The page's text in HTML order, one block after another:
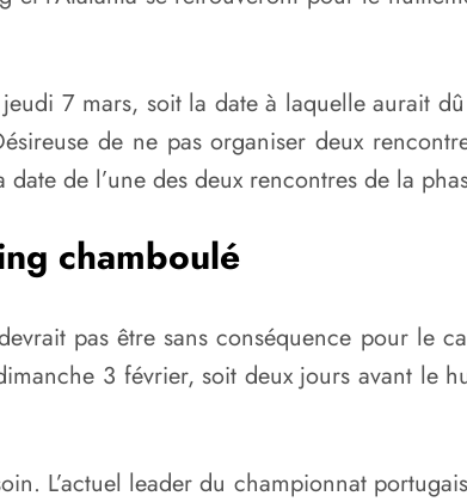
7 mars, soit la date à laquelle aurait
de ne pas organiser deux
de l’une des deux rencontres de la
chamboulé
pas être sans conséquence pour le
3 février, soit deux jours avant le
L’actuel leader du championnat